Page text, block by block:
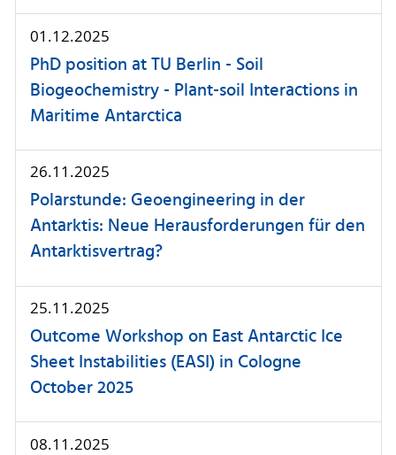
01.12.2025
PhD position at TU Berlin - Soil
Biogeochemistry - Plant-soil Interactions in
Maritime Antarctica
26.11.2025
Polarstunde: Geoengineering in der
Antarktis: Neue Herausforderungen für den
Antarktisvertrag?
25.11.2025
Outcome Workshop on East Antarctic Ice
Sheet Instabilities (EASI) in Cologne
October 2025
08.11.2025